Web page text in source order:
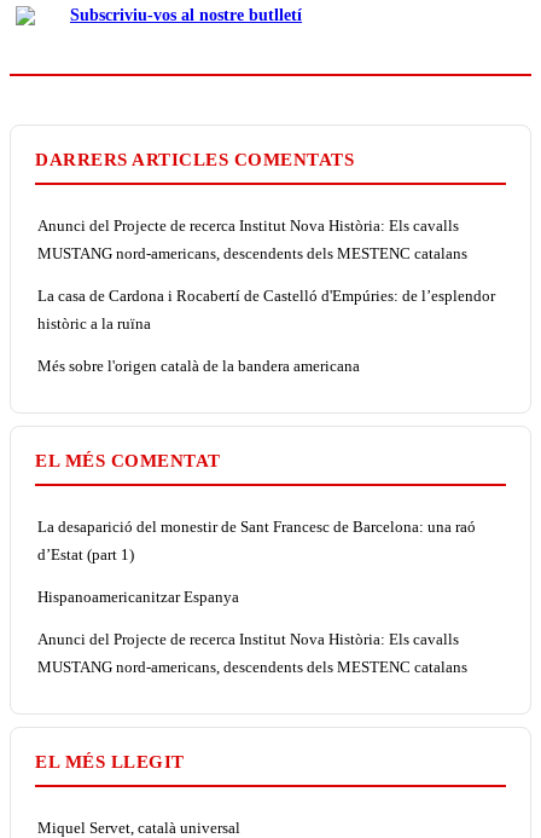
Subscriviu-vos al nostre butlletí
DARRERS ARTICLES COMENTATS
Anunci del Projecte de recerca Institut Nova Història: Els cavalls
MUSTANG nord-americans, descendents dels MESTENC catalans
La casa de Cardona i Rocabertí de Castelló d'Empúries: de l’esplendor
històric a la ruïna
Més sobre l'origen català de la bandera americana
EL MÉS COMENTAT
La desaparició del monestir de Sant Francesc de Barcelona: una raó
d’Estat (part 1)
Hispanoamericanitzar Espanya
Anunci del Projecte de recerca Institut Nova Història: Els cavalls
MUSTANG nord-americans, descendents dels MESTENC catalans
EL MÉS LLEGIT
Miquel Servet, català universal